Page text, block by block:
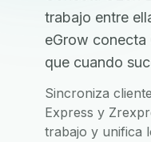
trabajo entre
eGrow conecta
que cuando
Sincroniza
Express y
trabajo y unifica